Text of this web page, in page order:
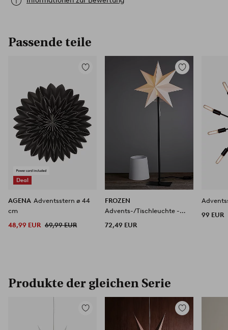
Passende teile
Deal
Zu
AGENA Adventsstern ø 44
cm
48,99 EUR 69,99 EUR
Zu
hinzufügen
FROZEN
Advents-/Tischleuchte -
72,49 EUR
99 EUR
Produkte der gleichen Serie
Zu
Zu
hinzufügen